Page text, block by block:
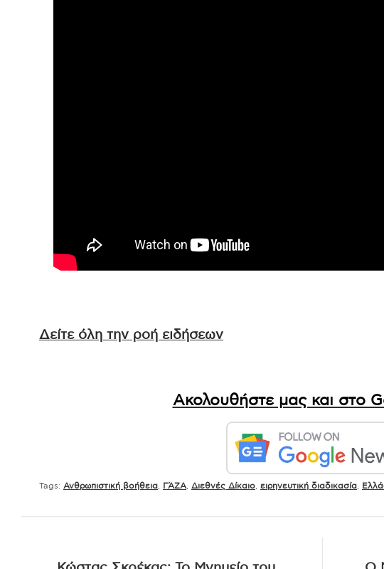
Δείτε όλη την ροή ειδήσεων
Ακολουθήστε μας και στο
Tags: Ανθρωπιστική βοήθεια ΓΆΖΑ Διεθνές Δίκαιο ειρηνευτική διαδικασία